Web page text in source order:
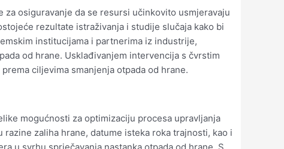
osiguravanje da se resursi učinkovito usmjeravaju
rezultate istraživanja i studije slučaja kako bi
institucijama i partnerima iz industrije,
od hrane. Usklađivanjem intervencija s čvrstim
ciljevima smanjenja otpada od hrane.
mogućnosti za optimizaciju procesa upravljanja
zaliha hrane, datume isteka roka trajnosti, kao i
u svrhu sprječavanja nastanka otpada od hrane. S